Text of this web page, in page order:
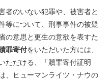
者のいない犯罪や、被害者と
等について、刑事事件の被疑
の意思と更生の意欲を表すた
贖罪寄付をいただいた方には、
ただける、「贖罪寄付証明
、ヒューマンライツ・ナウの